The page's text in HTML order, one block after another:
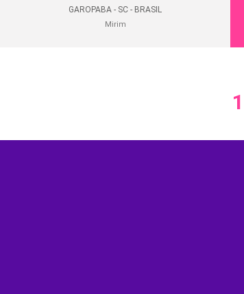
GAROPABA - SC - BRASIL
Mirim
1